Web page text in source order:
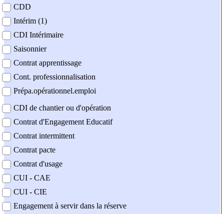
CDD
Intérim (1)
CDI Intérimaire
Saisonnier
Contrat apprentissage
Cont. professionnalisation
Prépa.opérationnel.emploi
CDI de chantier ou d'opération
Contrat d'Engagement Educatif
Contrat intermittent
Contrat pacte
Contrat d'usage
CUI - CAE
CUI - CIE
Engagement à servir dans la réserve